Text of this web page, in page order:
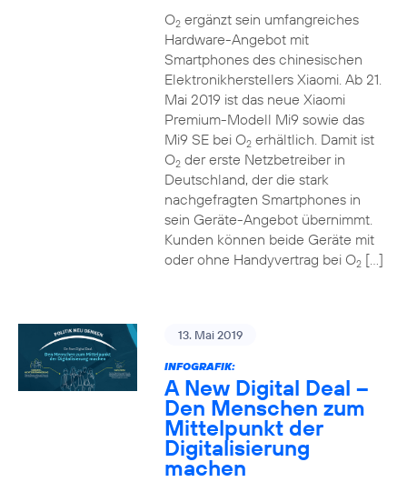
O2ergänzt sein umfangreiches
Hardware-Angebot mit
Smartphones des chinesischen
Elektronikherstellers Xiaomi. Ab 21.
Mai 2019 ist das neue Xiaomi
Premium-Modell Mi9 sowie das
Mi9 SE bei O2erhältlich. Damit ist
O2der erste Netzbetreiber in
Deutschland, der die stark
nachgefragten Smartphones in
sein Geräte-Angebot übernimmt.
Kunden können beide Geräte mit
oder ohne Handyvertrag bei O2[…]
13. Mai 2019
INFOGRAFIK:
A New Digital Deal –
Den Menschen zum
Mittelpunkt der
Digitalisierung
machen